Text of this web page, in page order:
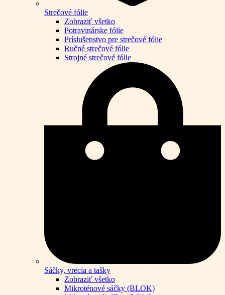
Strečové fólie
Zobraziť všetko
Potravinárske fólie
Príslušenstvo pre strečové fólie
Ručné strečové fólie
Strojné strečové fólie
Sáčky, vrecia a tašky
Zobraziť všetko
Mikroténové sáčky (BLOK)